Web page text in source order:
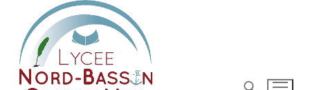
contenu